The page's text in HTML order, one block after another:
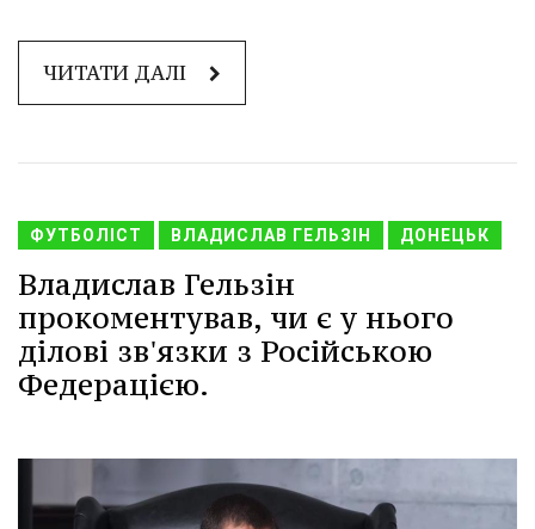
ЧИТАТИ ДАЛІ
ФУТБОЛІСТ ВЛАДИСЛАВ ГЕЛЬЗІН ДОНЕЦЬК
Владислав Гельзін
прокоментував, чи є у нього
ділові зв'язки з Російською
Федерацією.